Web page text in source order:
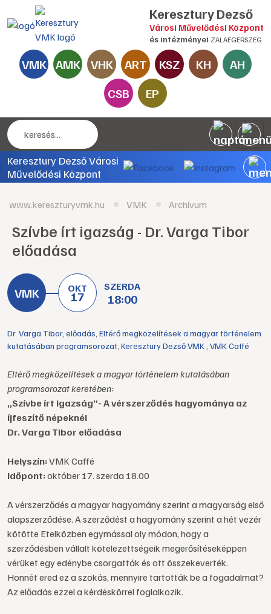
Keresztury Dezső
Városi Művelődési Központ
és intézményei ZALAEGERSZEG
VMK AMK VHK ART KSZ KH
AH
CSB
EP
Keresztury Dezső Városi
Művelődési Központ
www.kereszturyvmk.hu VMK Archívum
Szívbe írt igazság - Dr. Varga Tibor
előadása
OKT
17
SZERDA
18:00
Dr. Varga Tibor, előadás Eltérő megközelítések a magyar történelem
kutatásában programsorozat Keresztury Dezső VMK VMK Caffé
Eltérő megközelítések a magyar történelem kutatásában
programsorozat keretében:
„Szívbe írt igazság”- A vérszerződés hagyománya az
íjfeszítő népeknél
Dr. Varga Tibor előadása
Helyszín:VMK Caffé
Időpont:október 17. szerda 18.00
A vérszerződés a magyar hagyomány szerint a magyarság első
alapszerződése. A szerződést a hagyomány szerint a hét vezér
kötötte Etelközben egymással oly módon, hogy a
szerződésben vállalt kötelezettségeik megerősítéseképpen
vérüket egy edénybe csorgatták és ott összekeverték.
Honnét ered ez a szokás, mennyire tartották be a fogadalmat?
Az előadás ezzel a kérdéskörrel foglalkozik.